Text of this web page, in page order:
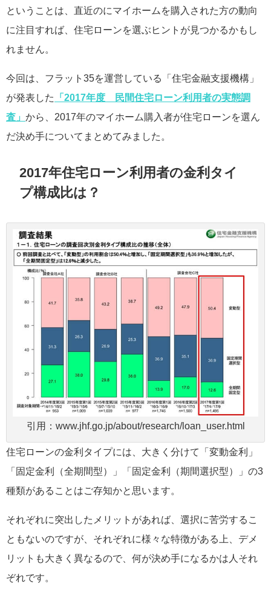
ということは、直近のにマイホームを購入された方の動向
に注目すれば、住宅ローンを選ぶヒントが見つかるかもし
れません。
今回は、フラット35を運営している「住宅金融支援機構」
が発表した
「2017年度 民間住宅ローン利用者の実態調
査」 から、2017年のマイホーム購入者が住宅ローンを選ん
だ決め手についてまとめてみました。
2017年住宅ローン利用者の金利タイ
プ構成比は？
引用：www.jhf.go.jp/about/research/loan_user.html
住宅ローンの金利タイプには、大きく分けて「変動金利」
「固定金利（全期間型）」「固定金利（期間選択型）」の3
種類があることはご存知かと思います。
それぞれに突出したメリットがあれば、選択に苦労するこ
ともないのですが、それぞれに様々な特徴がある上、デメ
リットも大きく異なるので、何が決め手になるかは人それ
ぞれです。